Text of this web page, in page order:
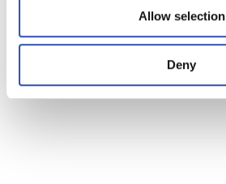
Allow selection
Deny